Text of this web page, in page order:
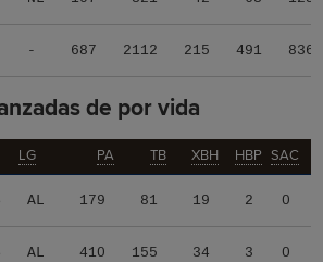
- 687 2112 215 491 836
de por vida
LG PA TB XBH HBP SAC
AL 179 81 19 2 0
AL 410 155 34 3 0